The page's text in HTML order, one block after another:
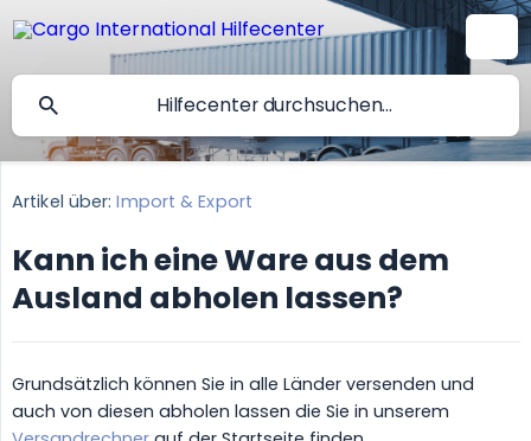
Artikel über: Import & Export
Kann ich eine Ware aus dem
Ausland abholen lassen?
Grundsätzlich können Sie in alle Länder versenden und
auch von diesen abholen lassen die Sie in unserem